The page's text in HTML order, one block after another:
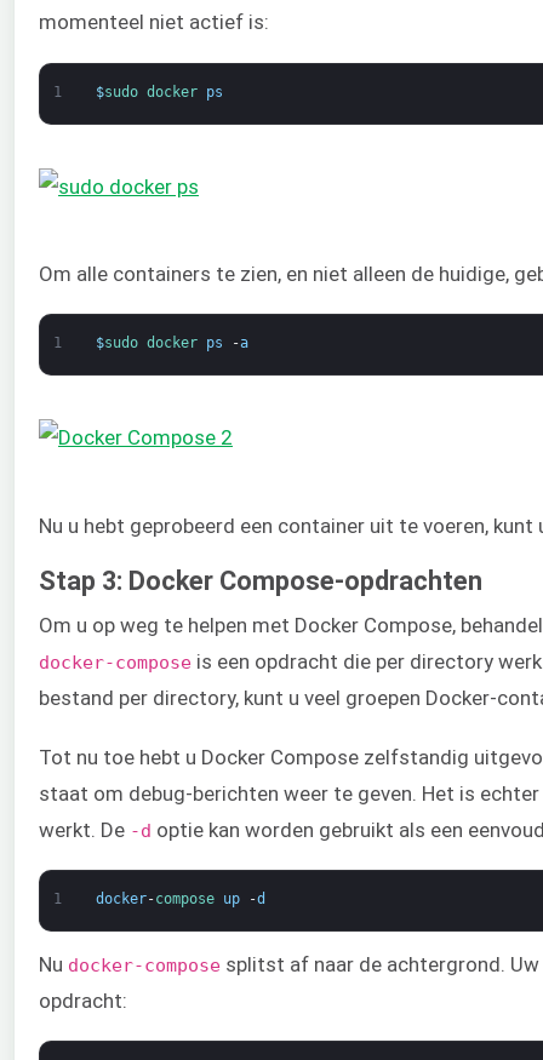
momenteel niet actief is:
1 $sudo docker ps
Om alle containers te zien, en niet alleen de huidige,
1 $sudo docker ps -a
Nu u hebt geprobeerd een container uit te voeren,
Stap 3: Docker Compose-opdrachten
Om u op weg te helpen met Docker Compose,
docker-compose is een opdracht die per directory
bestand per directory, kunt u veel groepen Docker-
Tot nu toe hebt u Docker Compose zelfstandig
staat om debug-berichten weer te geven. Het is
werkt. De -d optie kan worden gebruikt als een
1 docker-compose up -d
Nu docker-compose splitst af naar de achtergrond.
opdracht: